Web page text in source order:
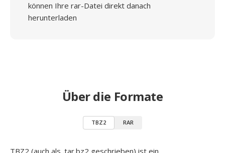
können Ihre rar-Datei direkt danach
herunterladen
Über die Formate
TBZ2 RAR
TBZ2 (auch als .tar.bz2 geschrieben) ist ein